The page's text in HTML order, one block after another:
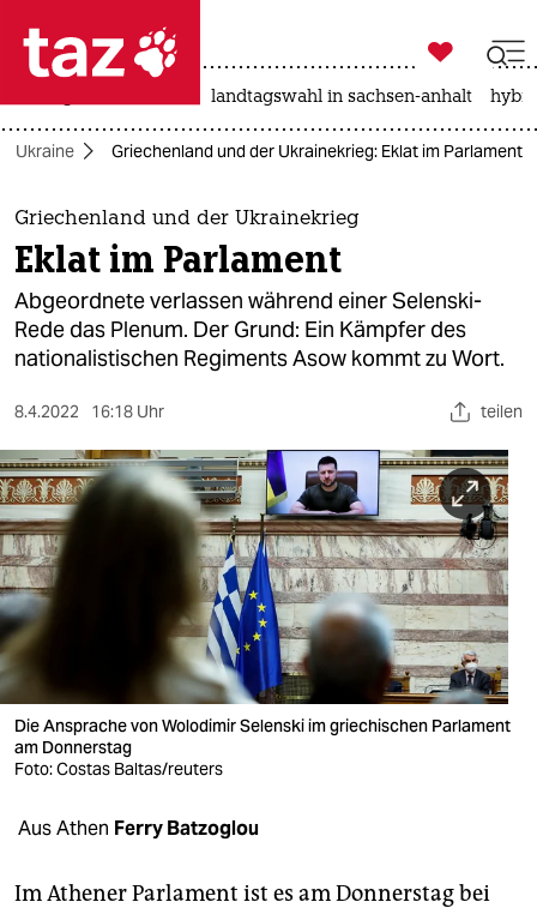
 taz zahl ich
taz zahl ich
themen
politik
öko
sport
berlin
nord
wahrheit
verlag
verlag
shop
fragen & hilfe

taz zahl ich
landtagswahl in sachsen-anhalt
Ukraine Griechenland und der Ukrainekrieg: Eklat im Parlament
Griechenland und der Ukrainekrieg
Eklat im Parlament
Abgeordnete verlassen während einer Selenski-
Rede das Plenum. Der Grund: Ein Kämpfer des
nationalistischen Regiments Asow kommt zu Wort.
8.4.2022 16:18 Uhr teilen
Die Ansprache von Wolodimir Selenski im griechischen Parlament
am Donnerstag
Foto: Costas Baltas/reuters
Aus Athen Ferry Batzoglou
Im Athener Parlament ist es am Donnerstag bei